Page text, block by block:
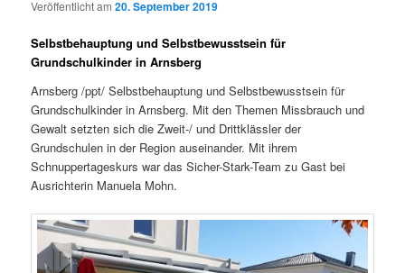
Veröffentlicht am20. September 2019
Selbstbehauptung und Selbstbewusstsein für
Grundschulkinder in Arnsberg
Arnsberg /ppt/ Selbstbehauptung und Selbstbewusstsein für
Grundschulkinder in Arnsberg. Mit den Themen Missbrauch und
Gewalt setzten sich die Zweit-/ und Drittklässler der
Grundschulen in der Region auseinander. Mit ihrem
Schnuppertageskurs war das Sicher-Stark-Team zu Gast bei
Ausrichterin Manuela Mohn.